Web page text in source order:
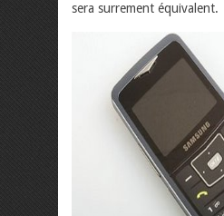
sera surrement équivalent.